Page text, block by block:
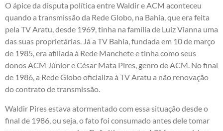
O ápice da disputa política entre Waldir e ACM aconteceu
quando a transmissão da Rede Globo, na Bahia, que era feita
pela TV Aratu, desde 1969, tinha na família de Luiz Vianna uma
das suas proprietárias. Já a TV Bahia, fundada em 10 de março
de 1985, era afiliada à Rede Manchete e tinha como seus
donos ACM Júnior e César Mata Pires, genro de ACM. No final
de 1986, a Rede Globo oficializa à TV Aratu a não renovação
do contrato de transmissão.
Waldir Pires estava atormentado com essa situação desde o
final de 1986, ou seja, o fato foi consumado antes dele tomar